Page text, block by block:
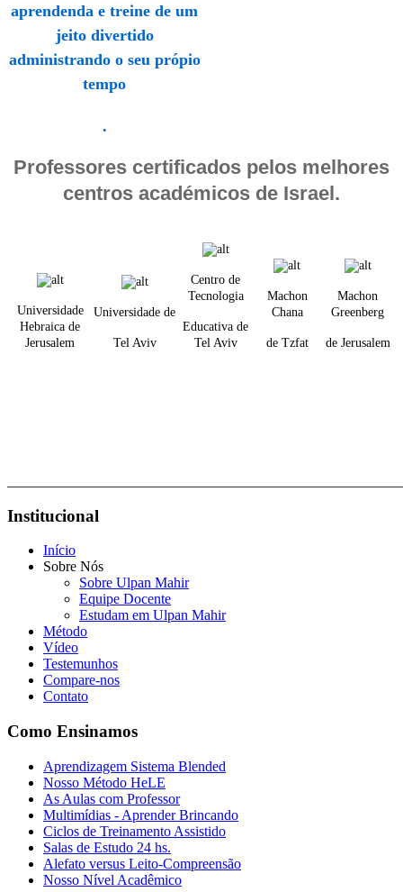
aprendenda e treine de um
jeito divertido
administrando o seu própio
tempo
.
Professores certificados pelos melhores
centros académicos de Israel.
Universidade
Hebraica de
Jerusalem
Universidade de
Tel Aviv
Centro de
Tecnologia
Educativa de
Tel Aviv
Machon
Chana
de Tzfat
Machon
Greenberg
de Jerusalem
Institucional
Início
Sobre Nós
Sobre Ulpan Mahir
Equipe Docente
Estudam em Ulpan Mahir
Método
Vídeo
Testemunhos
Compare-nos
Contato
Como Ensinamos
Aprendizagem Sistema Blended
Nosso Método HeLE
As Aulas com Professor
Multimídias - Aprender Brincando
Ciclos de Treinamento Assistido
Salas de Estudo 24 hs.
Alefato versus Leito-Compreensão
Nosso Nível Acadêmico